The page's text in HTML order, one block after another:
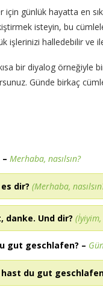
günlük hayatta en
isteyin, bu
işlerinizi halledebilir ve
bir diyalog
Günde birkaç
– Merhaba, nasılsın?
dir? (Merhaba,
danke. Und dir?
gut geschlafen? –
du gut